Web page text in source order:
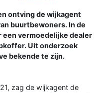
ontving de wijkagent
buurtbewoners. In de
een vermoedelijke dealer
Uit onderzoek
bekende te zijn.
zag de wijkagent de